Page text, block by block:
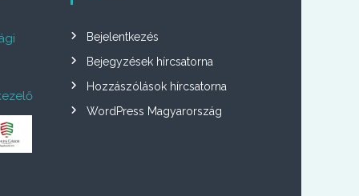
Bejelentkezés
Bejegyzések hírcsatorna
Hozzászólások hírcsatorna
WordPress Magyarország